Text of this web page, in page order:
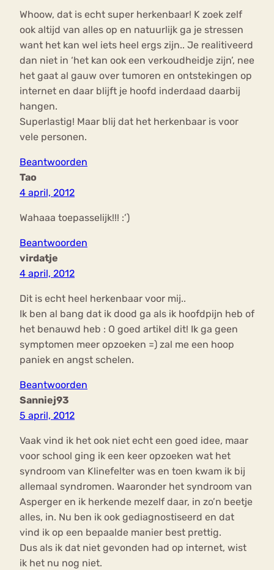
Whoow, dat is echt super herkenbaar! K zoek zelf
ook altijd van alles op en natuurlijk ga je stressen
want het kan wel iets heel ergs zijn.. Je realitiveerd
dan niet in ‘het kan ook een verkoudheidje zijn’, nee
het gaat al gauw over tumoren en ontstekingen op
internet en daar blijft je hoofd inderdaad daarbij
hangen.
Superlastig! Maar blij dat het herkenbaar is voor
vele personen.
Beantwoorden
Tao
4 april, 2012
Wahaaa toepasselijk!!! :’)
Beantwoorden
virdatje
4 april, 2012
Dit is echt heel herkenbaar voor mij..
Ik ben al bang dat ik dood ga als ik hoofdpijn heb of
het benauwd heb : O goed artikel dit! Ik ga geen
symptomen meer opzoeken =) zal me een hoop
paniek en angst schelen.
Beantwoorden
Sanniej93
5 april, 2012
Vaak vind ik het ook niet echt een goed idee, maar
voor school ging ik een keer opzoeken wat het
syndroom van Klinefelter was en toen kwam ik bij
allemaal syndromen. Waaronder het syndroom van
Asperger en ik herkende mezelf daar, in zo’n beetje
alles, in. Nu ben ik ook gediagnostiseerd en dat
vind ik op een bepaalde manier best prettig.
Dus als ik dat niet gevonden had op internet, wist
ik het nu nog niet.